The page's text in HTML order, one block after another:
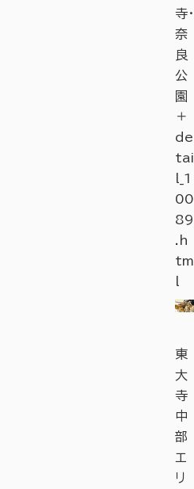
寺・
奈
良
公
園
＋
de
tai
l_1
00
89
.h
tm
東
大
寺
中
部
エ
リ